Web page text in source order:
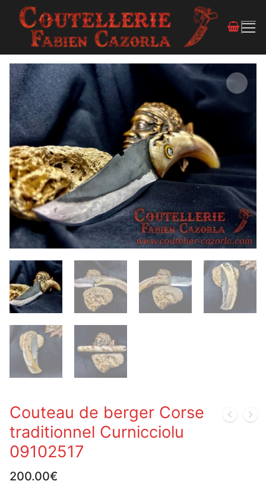
Couteau de berger Corse
traditionnel Curnicciolu
09102517
200.00€